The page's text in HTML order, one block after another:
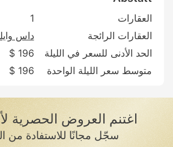
العقارات
1
العقارات الرائجة
داس
الحد الأدنى للسعر في الليلة
196 $
متوسط سعر الليلة الواحدة
196 $
اغتنم العروض الحصرية
سجّل مجانًا للاستفادة من